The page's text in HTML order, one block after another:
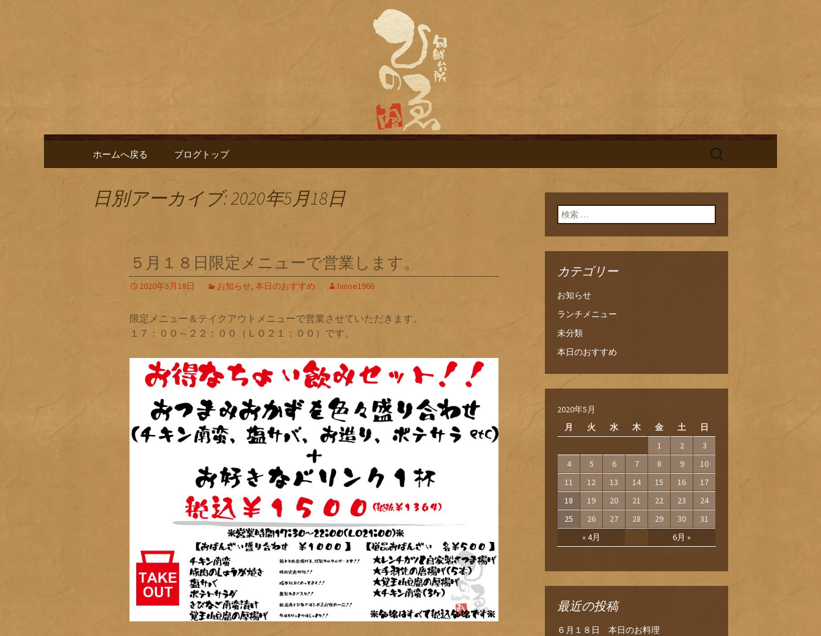
名古屋市栄にある居酒屋「旬鮮台所ひの
ゑ」のブログ
名古屋市栄にある居酒屋「旬鮮台所ひのゑ（ひのえ）」。豊富な焼酎と海鮮料理を中心とした、お酒
に合う肴を楽しめるお店です。季節で変わるおすすめメニューや日替わりランチの新着情報を随時更
コンテンツへ移動
ホームへ戻る ブログトップ
検
日別アーカイブ: 2020年5月18日
５月１８日限定メニューで営業します。
2020年5月18日 お知らせ, 本日のおすすめ hinoe1966
限定メニュー＆テイクアウトメニューで営業させていただきます。
１７：００～２２：００（ＬＯ２１：００）です。
検索:
カテゴリー
お知らせ
ランチメニュー
未分類
本日のおすすめ
2020年5月
月
火 水 木 金 土 日
« 4月 6月 »
1 2
3
4
5 6 7 8 9
10
11
12 13 14 15 16
17
18
19 20 21 22 23
24
25
26 27 28 29 30 31
最近の投稿
６月１８日 本日のお料理